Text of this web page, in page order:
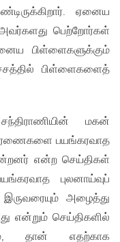
ஏனைய
பெற்றோர்கள்
பிள்ளைகளுக்கும்
பிள்ளைகளைத்
மகன்
பயங்கரவாத
என்ற செய்திகள்
புலனாய்வுப்
இருவரையும் அழைத்து
என்றும் செய்திகளில்
தான் எதற்காக